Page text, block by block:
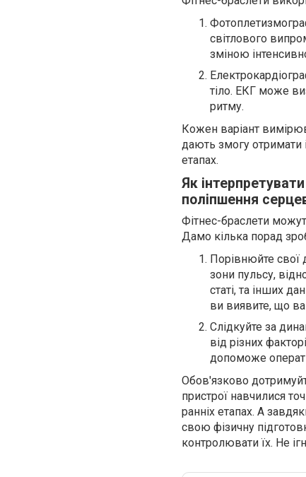
світлового
зміною
тіло. ЕКГ може
ритму.
Кожен варіант
дають змогу отримати
етапах.
Як
поліпшення
Фітнес-браслети
Дамо кілька порад
Порівнюйте свої
зони пульсу,
статі, та інших
ви виявите, що
Слідкуйте за
від різних
допоможе
Обов'язково
пристрої навчилися
ранніх етапах. А
свою фізичну
контролювати їх. Не